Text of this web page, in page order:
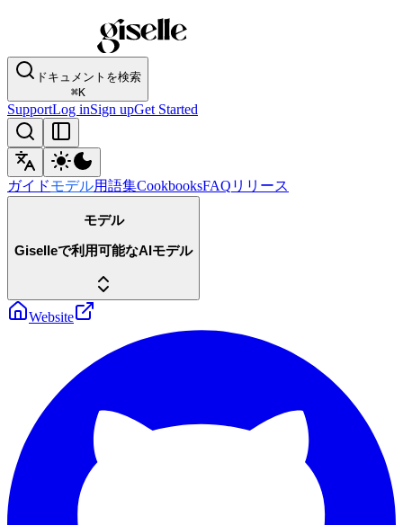
ドキュメントを検索
⌘K
SupportLog inSign upGet Started
ガイドモデル用語集CookbooksFAQ リリース
モデル
Giselleで利用可能なAIモデル
Website